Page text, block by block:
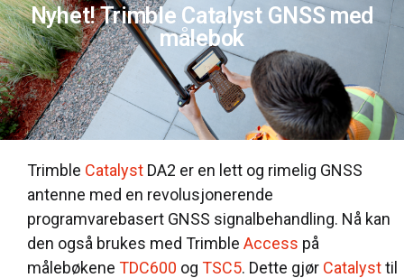
Nyhet! Trimble Catalyst GNSS med
målebok
Trimble Catalyst DA2 er en lett og rimelig GNSS
antenne med en revolusjonerende
programvarebasert GNSS signalbehandling. Nå kan
den også brukes med Trimble Access på
målebøkene TDC600 og TSC5. Dette gjør Catalysttil